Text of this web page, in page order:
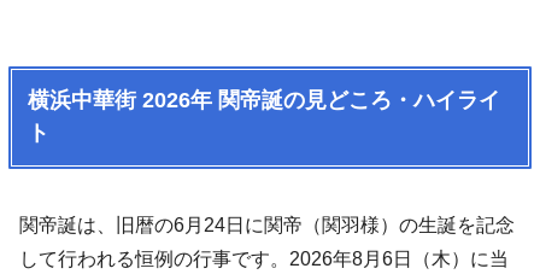
横浜中華街 2026年 関帝誕の見どころ・ハイライ
ト
関帝誕は、旧暦の6月24日に関帝（関羽様）の生誕を記念
して行われる恒例の行事です。2026年8月6日（木）に当